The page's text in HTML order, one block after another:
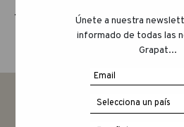
THE ANIMAL CREW
Únete a nuestra
informado de todas las
Grapat...